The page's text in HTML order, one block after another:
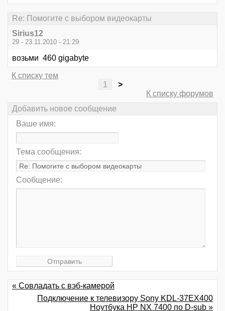
Re: Помогите с выбором видеокарты
Sirius12
29 - 23.11.2010 - 21:29
возьми 460 gigabyte
К списку тем
1
>
К списку форумов
Добавить новое сообщение
Ваше имя:
Тема сообщения:
Сообщение:
« Совладать с вэб-камерой
Подключение к телевизору Sony KDL-37EX400
Ноутбука HP NX 7400 по D-sub »